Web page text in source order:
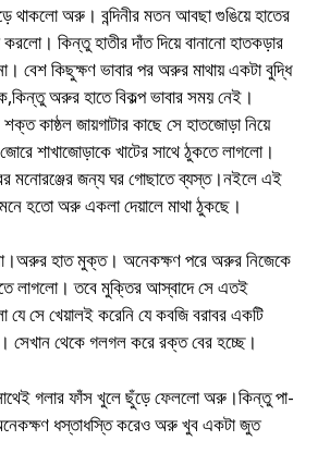
থাকলো অরু। বন্দিনীর মতন আবছা গুঙিয়ে হাতের
করলো। কিন্তু হাতীর দাঁত দিয়ে বানানো হাতকড়ার
বেশ কিছুক্ষণ ভাবার পর অরুর মাথায় একটা বুদ্ধি
অরুর হাতে বিকল্প ভাবার সময় নেই।
কাষ্ঠল জায়গাটার কাছে সে হাতজোড়া নিয়ে
শাখাজোড়াকে খাটের সাথে ঠুকতে লাগলো।
মনোরঞ্জের জন্য ঘর গোছাতে ব্যস্ত।নইলে এই
মনে হতো অরু একলা দেয়ালে মাথা ঠুকছে।
হাত মুক্ত। অনেকক্ষণ পরে অরুর নিজেকে
লাগলো। তবে মুক্তির আস্বাদে সে এতই
যে সে খেয়ালই করেনি যে কবজি বরাবর একটি
সেখান থেকে গলগল করে রক্ত বের হচ্ছে।
গলার ফাঁস খুলে ছুঁড়ে ফেললো অরু।কিন্তু পা-
ধস্তাধস্তি করেও অরু খুব একটা জুত